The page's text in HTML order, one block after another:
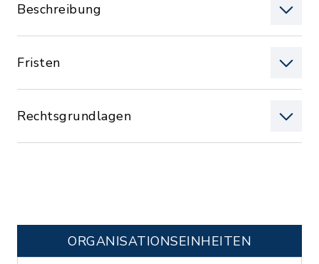
Beschreibung
Fristen
Rechtsgrundlagen
ORGANISATIONS­EINHEITEN